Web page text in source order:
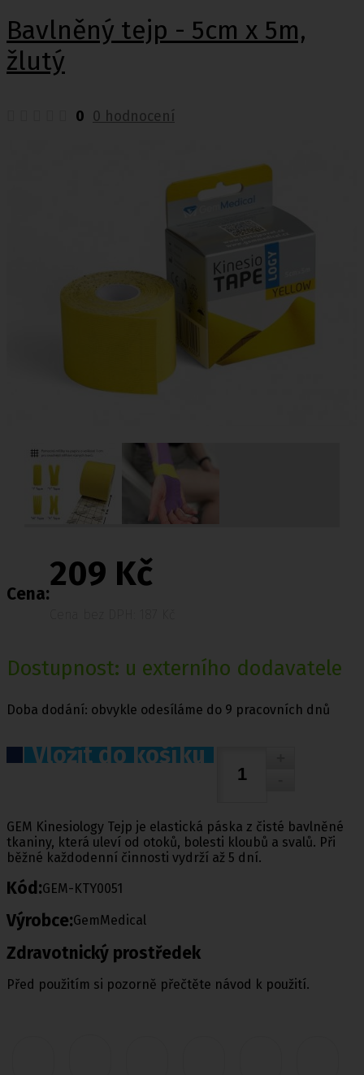
Bavlněný tejp - 5cm x 5m,
žlutý
0 0 hodnocení
Cena:
209 Kč
Dostupnost: u externího dodavatele
Doba dodání: obvykle odesíláme do 9 pracovních dnů
Vložit do košíku
GEM Kinesiology Tejp je elastická páska z čisté bavlněné
tkaniny, která uleví od otoků, bolesti kloubů a svalů. Při
běžné každodenní činnosti vydrží až 5 dní.
Kód:GEM-KTY0051
Výrobce:GemMedical
Zdravotnický prostředek
Před použitím si pozorně přečtěte návod k použití.